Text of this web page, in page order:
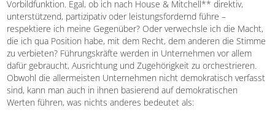
Vorbildfunktion. Egal, ob ich nach House & Mitchell** direktiv,
unterstützend, partizipativ oder leistungsfordernd führe –
respektiere ich meine Gegenüber? Oder verwechsle ich die Macht,
die ich qua Position habe, mit dem Recht, dem anderen die Stimme
zu verbieten? Führungskräfte werden in Unternehmen vor allem
dafür gebraucht, Ausrichtung und Zugehörigkeit zu orchestrieren.
Obwohl die allermeisten Unternehmen nicht demokratisch verfasst
sind, kann man auch in ihnen basierend auf demokratischen
Werten führen, was nichts anderes bedeutet als: